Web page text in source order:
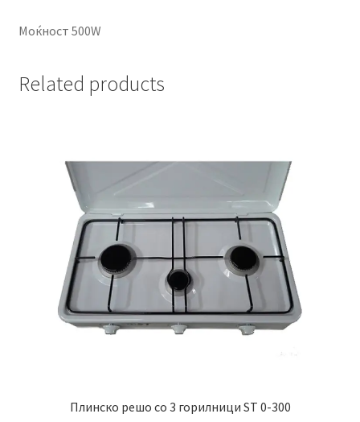
Моќност 500W
Related products
Плинско решо со 3 горилници ST 0-300